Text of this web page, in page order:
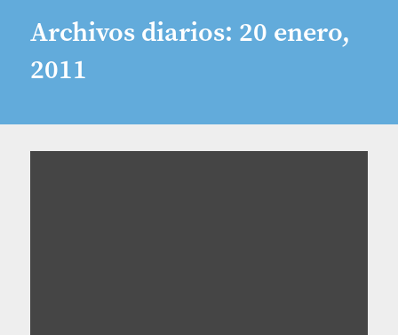
Archivos diarios: 20 enero,
2011